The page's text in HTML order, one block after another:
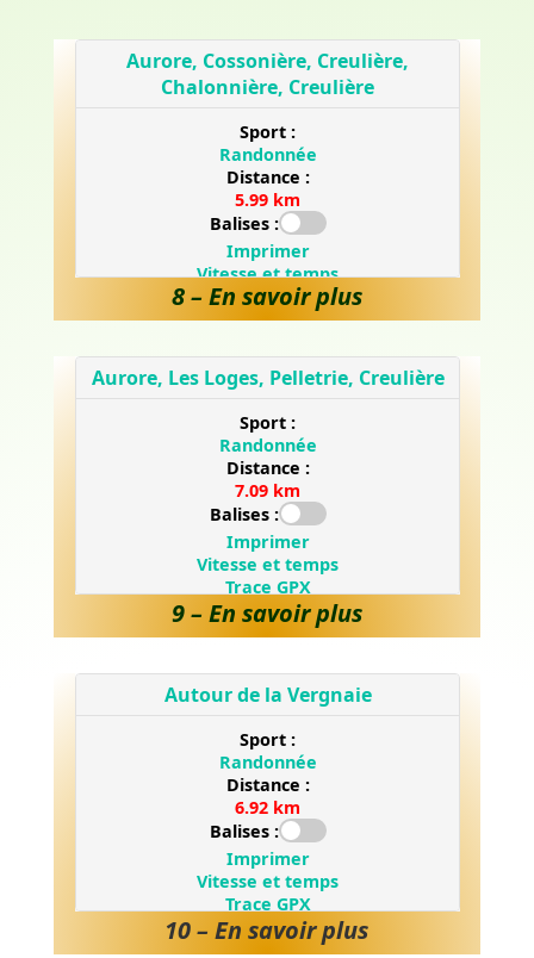
8 – En savoir plus
9 – En savoir plus
10 – En savoir plus